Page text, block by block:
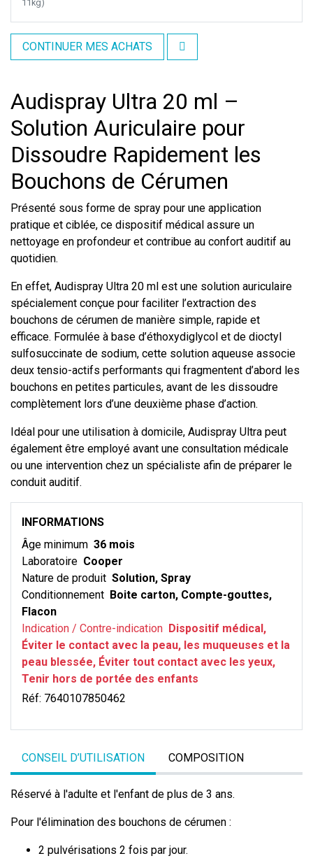
11kg)
CONTINUER MES ACHATS
Audispray Ultra 20 ml –
Solution Auriculaire pour
Dissoudre Rapidement les
Bouchons de Cérumen
Présenté sous forme de spray pour une application
pratique et ciblée, ce dispositif médical assure un
nettoyage en profondeur et contribue au confort auditif au
quotidien.
En effet, Audispray Ultra 20 ml est une solution auriculaire
spécialement conçue pour faciliter l’extraction des
bouchons de cérumen de manière simple, rapide et
efficace. Formulée à base d’éthoxydiglycol et de dioctyl
sulfosuccinate de sodium, cette solution aqueuse associe
deux tensio-actifs performants qui fragmentent d’abord les
bouchons en petites particules, avant de les dissoudre
complètement lors d’une deuxième phase d’action.
Idéal pour une utilisation à domicile, Audispray Ultra peut
également être employé avant une consultation médicale
ou une intervention chez un spécialiste afin de préparer le
conduit auditif.
INFORMATIONS
Âge minimum 36 mois
Laboratoire Cooper
Nature de produit Solution, Spray
Conditionnement Boite carton, Compte-gouttes,
Flacon
Indication / Contre-indication Dispositif médical,
Éviter le contact avec la peau, les muqueuses et la
peau blessée, Éviter tout contact avec les yeux,
Tenir hors de portée des enfants
Réf: 7640107850462
CONSEIL D’UTILISATION COMPOSITION
Réservé à l'adulte et l'enfant de plus de 3 ans.
Pour l'élimination des bouchons de cérumen :
2 pulvérisations 2 fois par jour.